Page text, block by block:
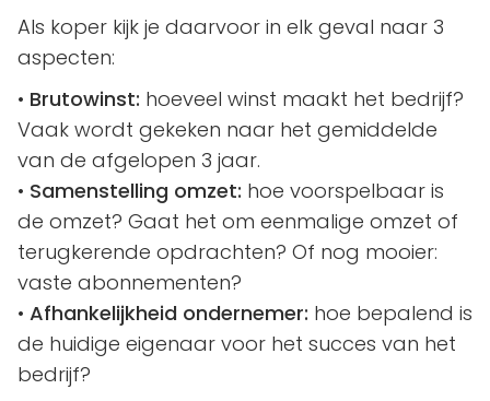
Als koper kijk je daarvoor in elk geval naar 3
aspecten:
• Brutowinst: hoeveel winst maakt het bedrijf?
Vaak wordt gekeken naar het gemiddelde
van de afgelopen 3 jaar.
• Samenstelling omzet: hoe voorspelbaar is
de omzet? Gaat het om eenmalige omzet of
terugkerende opdrachten? Of nog mooier:
vaste abonnementen?
• Afhankelijkheid ondernemer: hoe bepalend is
de huidige eigenaar voor het succes van het
bedrijf?